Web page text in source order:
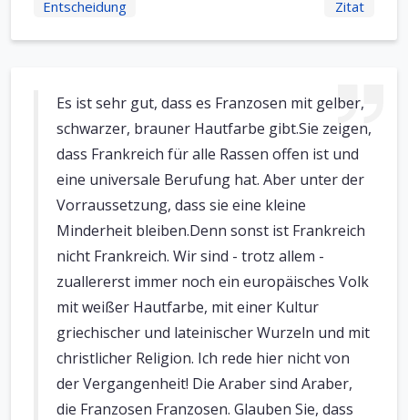
Entscheidung Zitat
Es ist sehr gut, dass es Franzosen mit gelber,
schwarzer, brauner Hautfarbe gibt.Sie zeigen,
dass Frankreich für alle Rassen offen ist und
eine universale Berufung hat. Aber unter der
Vorraussetzung, dass sie eine kleine
Minderheit bleiben.Denn sonst ist Frankreich
nicht Frankreich. Wir sind - trotz allem -
zuallererst immer noch ein europäisches Volk
mit weißer Hautfarbe, mit einer Kultur
griechischer und lateinischer Wurzeln und mit
christlicher Religion. Ich rede hier nicht von
der Vergangenheit! Die Araber sind Araber,
die Franzosen Franzosen. Glauben Sie, dass